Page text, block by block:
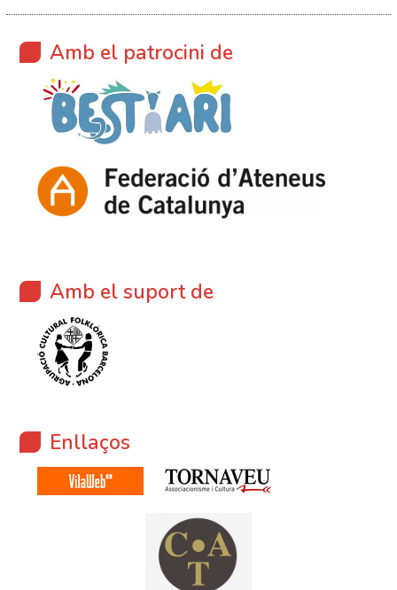
les
entrades
Amb el patrocini de
Amb el suport de
Enllaços